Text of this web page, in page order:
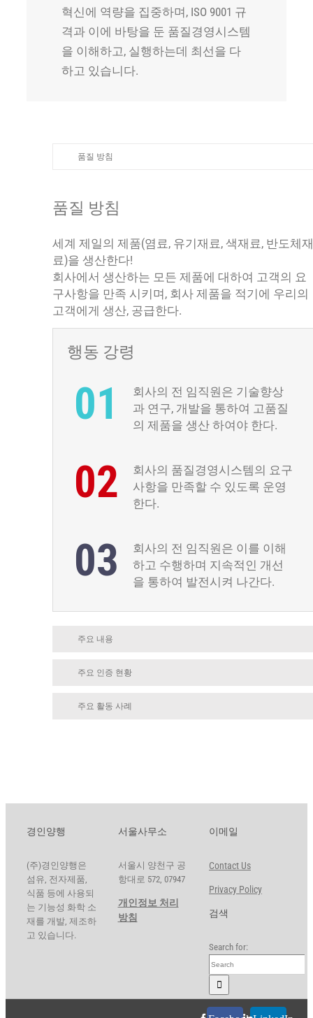
혁신에 역량을 집중하며, ISO 9001 규
격과 이에 바탕을 둔 품질경영시스템
을 이해하고, 실행하는데 최선을 다
하고 있습니다.
품질 방침
품질 방침
세계 제일의 제품(염료, 유기재료, 색재료, 반도체
료)을 생산한다!
회사에서 생산하는 모든 제품에 대하여 고객의 요
구사항을 만족 시키며, 회사 제품을 적기에 우리의
고객에게 생산, 공급한다.
행동 강령
01
회사의 전 임직원은 기술향상
과 연구, 개발을 통하여 고품질
의 제품을 생산 하여야 한다.
02
회사의 품질경영시스템의 요구
사항을 만족할 수 있도록 운영
한다.
03
회사의 전 임직원은 이를 이해
하고 수행하며 지속적인 개선
을 통하여 발전시켜 나간다.
주요 내용
주요 인증 현황
주요 활동 사례
경인양행
(주)경인양행은
섬유, 전자제품,
식품 등에 사용되
는 기능성 화학 소
재를 개발, 제조하
고 있습니다.
서울사무소
서울시 양천구 공
항대로 572, 07947
개인정보 처리
방침
이메일
Contact Us
Privacy Policy
검색
Search for: